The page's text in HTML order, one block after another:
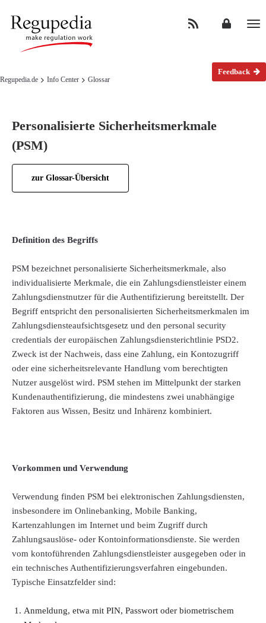
Regupedia.de Info Center Glossar
Feedback
Personalisierte Sicherheitsmerkmale
(PSM)
zur Glossar-Übersicht
Definition des Begriffs
PSM bezeichnet personalisierte Sicherheitsmerkmale, also
individualisierte Merkmale, die ein Zahlungsdienstleister einem
Zahlungsdienstnutzer für die Authentifizierung bereitstellt. Der
Begriff entspricht den personalisierten Sicherheitsmerkmalen im
Zahlungsdiensteaufsichtsgesetz und den personal security
credentials der europäischen Zahlungsdiensterichtlinie PSD2.
Zweck ist der Nachweis, dass eine Zahlung, ein Kontozugriff
oder eine sicherheitsrelevante Handlung vom berechtigten
Nutzer ausgelöst wird. PSM stehen im Mittelpunkt der starken
Kundenauthentifizierung, die mindestens zwei unabhängige
Faktoren aus Wissen, Besitz und Inhärenz kombiniert.
Vorkommen und Verwendung
Verwendung finden PSM bei elektronischen Zahlungsdiensten,
insbesondere im Onlinebanking, Mobile Banking,
Kartenzahlungen im Internet und beim Zugriff durch
Zahlungsauslöse- oder Kontoinformationsdienste. Sie werden
vom kontoführenden Zahlungsdienstleister ausgegeben oder in
ein technisches Authentifizierungsverfahren eingebunden.
Typische Einsatzfelder sind:
Anmeldung, etwa mit PIN, Passwort oder biometrischem